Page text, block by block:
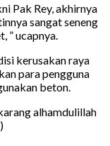
Pak Rey, akhirnya
sangat seneng
” ucapnya.
kerusakan raya
para pengguna
beton.
alhamdulillah